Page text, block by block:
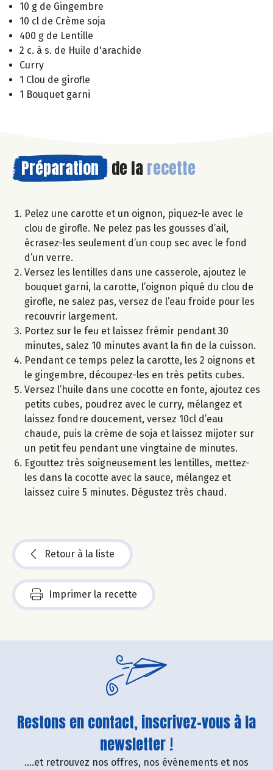
10 g de Gingembre
10 cl de Crème soja
400 g de Lentille
2 c. à s. de Huile d'arachide
Curry
1 Clou de girofle
1 Bouquet garni
Préparation de la recette
Pelez une carotte et un oignon, piquez-le avec le
clou de girofle. Ne pelez pas les gousses d’ail,
écrasez-les seulement d’un coup sec avec le fond
d’un verre.
Versez les lentilles dans une casserole, ajoutez le
bouquet garni, la carotte, l’oignon piqué du clou de
girofle, ne salez pas, versez de l’eau froide pour les
recouvrir largement.
Portez sur le feu et laissez frémir pendant 30
minutes, salez 10 minutes avant la fin de la cuisson.
Pendant ce temps pelez la carotte, les 2 oignons et
le gingembre, découpez-les en très petits cubes.
Versez l’huile dans une cocotte en fonte, ajoutez ces
petits cubes, poudrez avec le curry, mélangez et
laissez fondre doucement, versez 10cl d’eau
chaude, puis la crème de soja et laissez mijoter sur
un petit feu pendant une vingtaine de minutes.
Egouttez très soigneusement les lentilles, mettez-
les dans la cocotte avec la sauce, mélangez et
laissez cuire 5 minutes. Dégustez très chaud.
Retour à la liste
Imprimer la recette
Restons en contact, inscrivez-vous à la
newsletter !
....et retrouvez nos offres, nos événements et nos